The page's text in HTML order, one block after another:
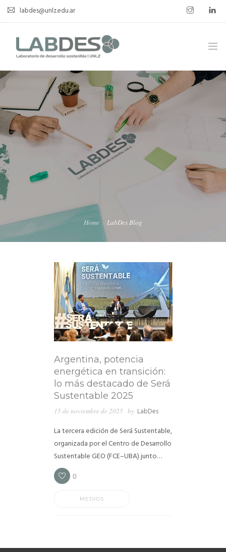
labdes@unlz.edu.ar
SOBRE LABDES
INVESTIGACIÓN
EXPERIENCIA SOSTENIBLE
NOVEDADES
NOTICIAS
Home LabDes Blog
Argentina, potencia
energética en transición:
lo más destacado de Será
Sustentable 2025
15 de noviembre de 2025 by LabDes
La tercera edición de Será Sustentable,
organizada por el Centro de Desarrollo
Sustentable GEO (FCE–UBA) junto…
0
MEDIOS